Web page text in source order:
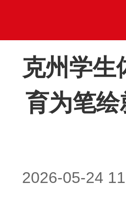
克州学生
育为笔
2026-05-24